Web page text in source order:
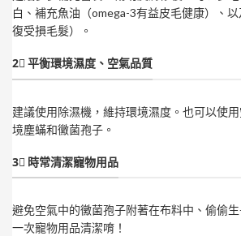
白、補充魚油（omega-3有益皮毛健康）、
復受損毛髮）。
2⃣ 平衡環境濕度、空氣品質
建議使用除濕機，維持環境濕度。也可以使
境塵蟎和黴菌孢子。
3⃣ 時常清潔寵物用品
避免空氣中的黴菌孢子附著在布料中、偷偷
一次寵物用品清潔唷！